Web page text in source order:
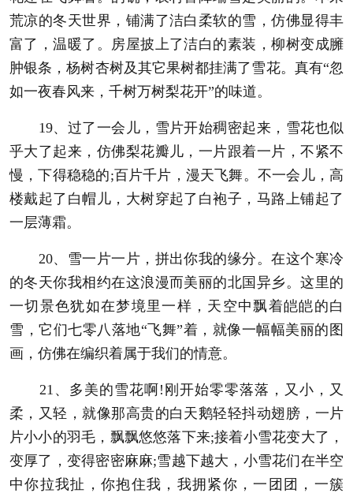
荒凉的冬天世界，铺满了洁白柔软的雪，仿佛显得丰
富了，温暖了。房屋披上了洁白的素装，柳树变成臃
肿银条，杨树杏树及其它果树都挂满了雪花。真有“忽
如一夜春风来，千树万树梨花开”的味道。
19、过了一会儿，雪片开始稠密起来，雪花也似
乎大了起来，仿佛梨花瓣儿，一片跟着一片，不紧不
慢，下得稳稳的;百片千片，漫天飞舞。不一会儿，高
楼戴起了白帽儿，大树穿起了白袍子，马路上铺起了
一层薄霜。
20、雪一片一片，拼出你我的缘分。在这个寒冷
的冬天你我相约在这浪漫而美丽的北国异乡。这里的
一切景色犹如在梦境里一样，天空中飘着皑皑的白
雪，它们七零八落地“飞舞”着，就像一幅幅美丽的图
画，仿佛在编织着属于我们的情意。
21、多美的雪花啊!刚开始零零落落，又小，又
柔，又轻，就像那高贵的白天鹅轻轻抖动翅膀，一片
片小小的羽毛，飘飘悠悠落下来;接着小雪花变大了，
变厚了，变得密密麻麻;雪越下越大，小雪花们在半空
中你拉我扯，你抱住我，我拥紧你，一团团，一簇